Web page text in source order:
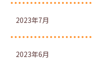
2023年7月
2023年6月